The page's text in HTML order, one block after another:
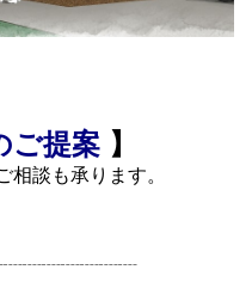
ご提案 】
談も承ります。